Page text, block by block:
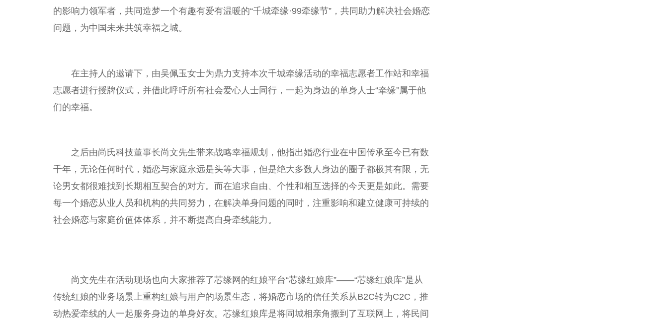
的影响力领军者，共同造梦一个有趣有爱有温暖的“千城牵缘·99牵缘节”，共同助力解决社会婚恋
问题，为中国未来共筑幸福之城。
在主持人的邀请下，由吴佩玉女士为鼎力支持本次千城牵缘活动的幸福志愿者工作站和幸福
志愿者进行授牌仪式，并借此呼吁所有社会爱心人士同行，一起为身边的单身人士“牵缘”属于他
们的幸福。
之后由尚氏科技董事长尚文先生带来战略幸福规划，他指出婚恋行业在中国传承至今已有数
千年，无论任何时代，婚恋与家庭永远是头等大事，但是绝大多数人身边的圈子都极其有限，无
论男女都很难找到长期相互契合的对方。而在追求自由、个性和相互选择的今天更是如此。需要
每一个婚恋从业人员和机构的共同努力，在解决单身问题的同时，注重影响和建立健康可持续的
社会婚恋与家庭价值体体系，并不断提高自身牵线能力。
尚文先生在活动现场也向大家推荐了芯缘网的红娘平台“芯缘红娘库”——“芯缘红娘库”是从
传统红娘的业务场景上重构红娘与用户的场景生态，将婚恋市场的信任关系从B2C转为C2C，推
动热爱牵线的人一起服务身边的单身好友。芯缘红娘库是将同城相亲角搬到了互联网上，将民间